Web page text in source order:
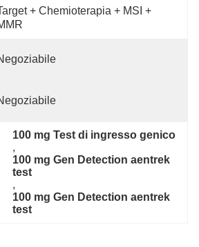
+ Chemioterapia + MSI +
100 mg Test di ingresso genico
,
100 mg Gen Detection aentrek
test
,
100 mg Gen Detection aentrek
test